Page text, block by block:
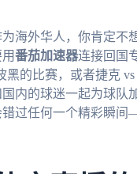
海外华人，你肯定不
番茄加速器连接回国
的比赛，或者捷克
内的球迷一起为球队
过任何一个精彩瞬